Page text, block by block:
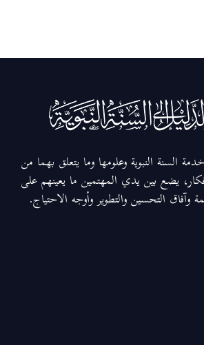
السنة النبوية وعلومها وما يتعلق بهما من
يضع بين يدي المهتمين ما يعينهم على
وآفاق التحسين والتطوير وأوجه الاحتياج.